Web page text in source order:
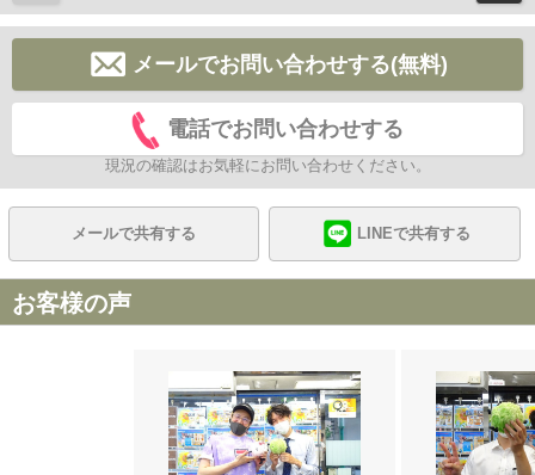
メールでお問い合わせする(無料)
電話でお問い合わせする
現況の確認はお気軽にお問い合わせください。
メールで共有する LINEで共有する
お客様の声